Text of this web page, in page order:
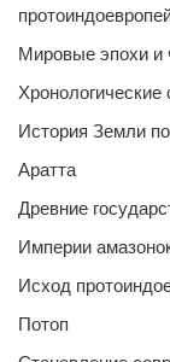
Мировые эпохи и
История Земли
Аратта
Древние
Империи
Исход
Потоп